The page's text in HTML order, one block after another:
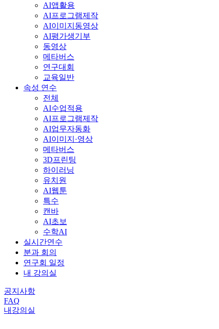
AI앱활용
AI프로그램제작
AI이미지동영상
AI평가생기부
동영상
메타버스
연구대회
교육일반
속성 연수
전체
AI수업적용
AI프로그램제작
AI업무자동화
AI이미지·영상
메타버스
3D프린팅
하이러닝
유치원
AI웹툰
특수
캔바
AI초보
수학AI
실시간연수
분과 회의
연구회 일정
내 강의실
공지사항
FAQ
내강의실